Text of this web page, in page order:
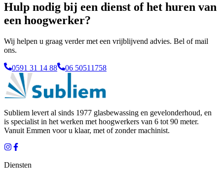
Hulp nodig bij een dienst of het huren van
een hoogwerker?
Wij helpen u graag verder met een vrijblijvend advies. Bel of mail
ons.
0591 31 14 88 06 50511758
Subliem levert al sinds 1977 glasbewassing en gevelonderhoud, en
is specialist in het werken met hoogwerkers van 6 tot 90 meter.
Vanuit Emmen voor u klaar, met of zonder machinist.
Diensten